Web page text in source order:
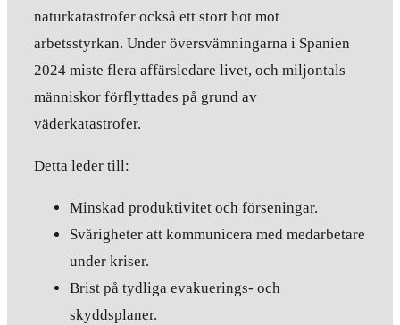
naturkatastrofer också ett stort hot mot
arbetsstyrkan. Under översvämningarna i Spanien
2024 miste flera affärsledare livet, och miljontals
människor förflyttades på grund av
väderkatastrofer.
Detta leder till:
Minskad produktivitet och förseningar.
Svårigheter att kommunicera med medarbetare
under kriser.
Brist på tydliga evakuerings- och
skyddsplaner.